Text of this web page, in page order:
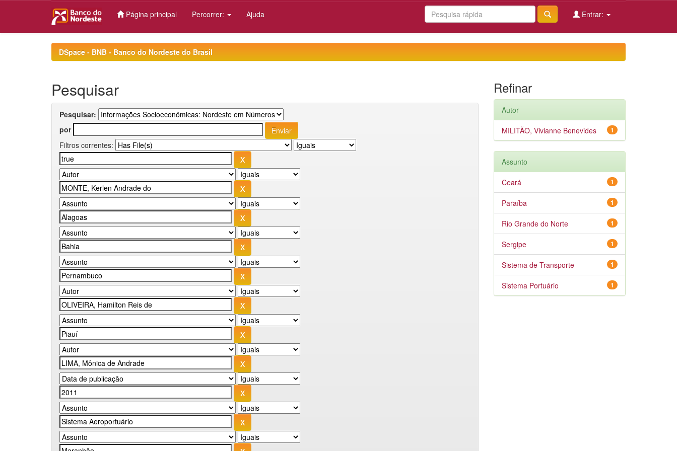
Página principal Percorrer: Ajuda Entrar:
DSpace - BNB - Banco do Nordeste do Brasil
Pesquisar
Pesquisar:
por
Filtros correntes:
Refinar
Autor
1
MILITÃO, Vivianne Benevides
Assunto
1
Ceará
1
Paraíba
1
Rio Grande do Norte
1
Sergipe
1
Sistema de Transporte
1
Sistema Portuário